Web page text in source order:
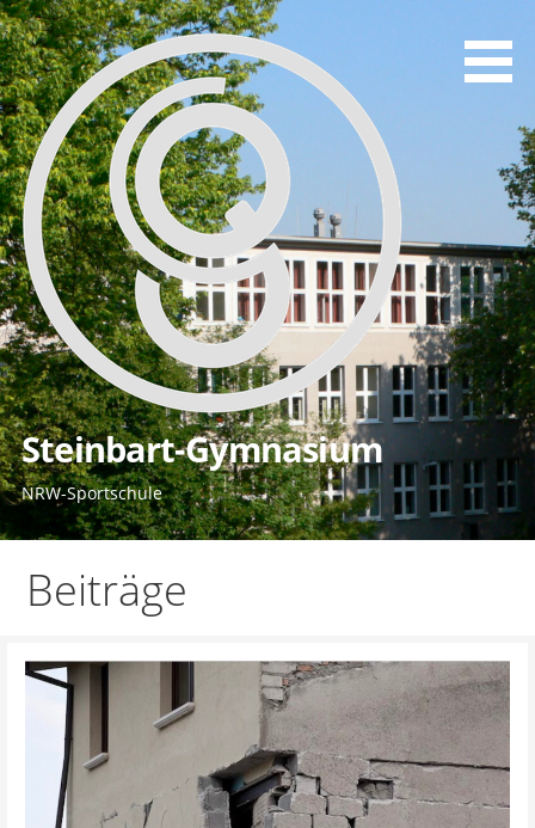
Zum
Inhalt
springen
Steinbart-Gymnasium
NRW-Sportschule
Beiträge